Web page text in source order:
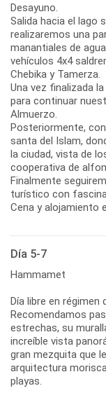
Desayuno.
Salida hacia el lago
realizaremos una
manantiales de
vehículos 4x4
Chebika y Tamerza.
Una vez finalizada
para continuar
Almuerzo.
Posteriormente,
santa del Islam,
la ciudad, vista de
cooperativa de
Finalmente
turístico con
Cena y alojamiento
Día 5-7
Hammamet
Día libre en régimen
Recomendamos
estrechas, su
increíble vista
gran mezquita que
arquitectura
playas.